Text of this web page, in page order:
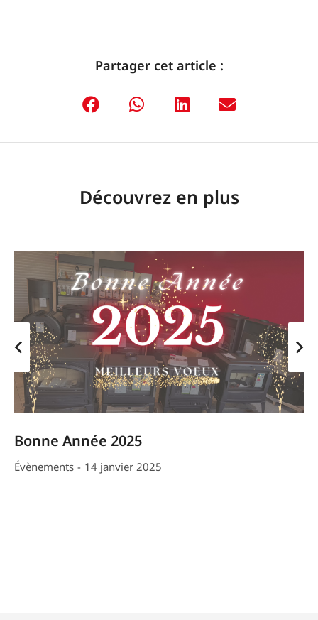
Partager cet article :
Découvrez en plus
Bonne Année 2025
Évènements 14 janvier 2025